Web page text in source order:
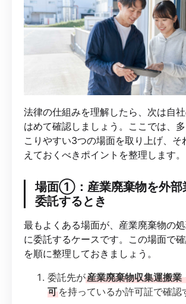
法律の仕組みを理解したら、次は自
はめて確認しましょう。ここでは、
こりやすい3つの場面を取り上げ、そ
えておくべきポイントを整理します。
場面①：産業廃棄物を外部
委託するとき
最もよくある場面が、産業廃棄物の
に委託するケースです。この場面で
を順に整理しておきましょう。
委託先が産業廃棄物収集運搬業
可 を持っているか許可証で確認